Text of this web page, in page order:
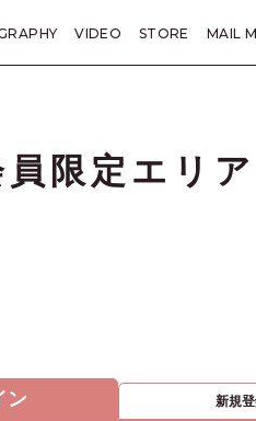
VIDEO STORE MAIL
員限定エリア
ン 新規